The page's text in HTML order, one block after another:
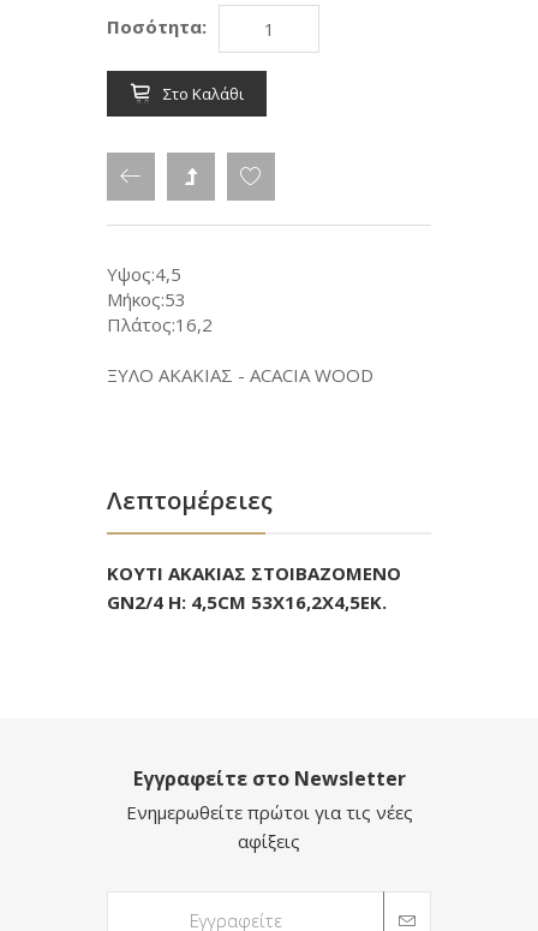
Ποσότητα:
Στο Καλάθι
Υψος:4,5
Μήκος:53
Πλάτος:16,2
ΞΥΛΟ ΑΚΑΚΙΑΣ - ACACIA WOOD
Λεπτομέρειες
ΚΟΥΤΙ ΑΚΑΚΙΑΣ ΣΤΟΙΒΑΖΟΜΕΝΟ
GN2/4 H: 4,5CM 53X16,2X4,5EK.
Εγγραφείτε στο Newsletter
Ενημερωθείτε πρώτοι για τις νέες
αφίξεις